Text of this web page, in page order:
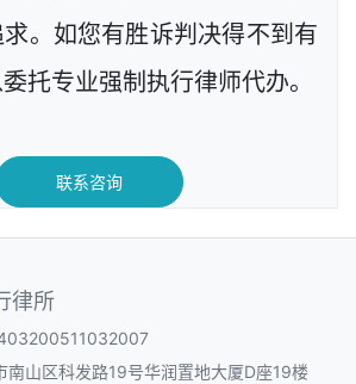
。如您有胜诉判决得不到有
托专业强制执行律师代办。
联系咨询
律所
南山区科发路19号华润置地大厦D座19楼